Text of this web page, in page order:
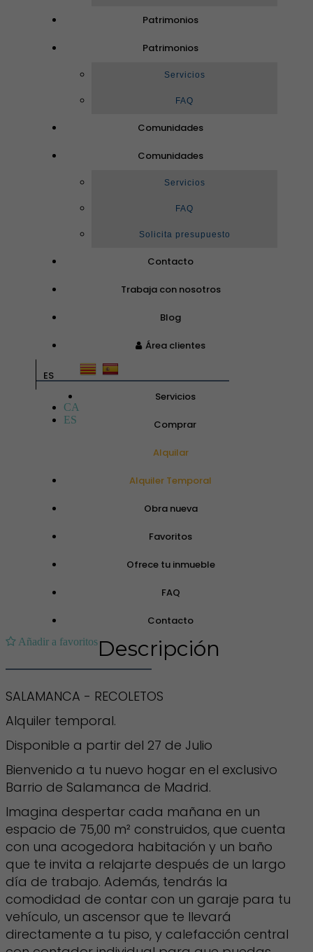
Patrimonios
Patrimonios
Servicios
FAQ
Comunidades
Comunidades
Servicios
FAQ
Solicita presupuesto
Contacto
Trabaja con nosotros
Blog
Área clientes
ES
CA
ES
Servicios
Comprar
Alquilar
Alquiler Temporal
Obra nueva
Favoritos
Ofrece tu inmueble
FAQ
Contacto
Añadir a favoritosDescripción
SALAMANCA - RECOLETOS
Alquiler temporal.
Disponible a partir del 27 de Julio
Bienvenido a tu nuevo hogar en el exclusivo
Barrio de Salamanca de Madrid.
Imagina despertar cada mañana en un
espacio de 75,00 m² construidos, que cuenta
con una acogedora habitación y un baño
que te invita a relajarte después de un largo
día de trabajo. Además, tendrás la
comodidad de contar con un garaje para tu
vehículo, un ascensor que te llevará
directamente a tu piso, y calefacción central